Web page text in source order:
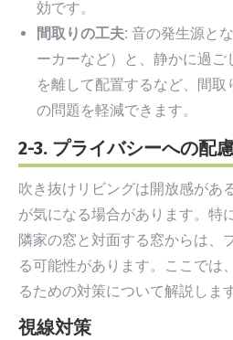
効です。
間取りの工夫: 音の発生源と
ーカーなど）と、静かに過ご
を離して配置するなど、間
の問題を軽減できます。
2-3. プライバシーへの配
吹き抜けリビングは開放感があ
が気になる場合があります。特
隣家の窓と対面する窓からは、
る可能性があります。ここでは
るための対策について解説します
視線対策